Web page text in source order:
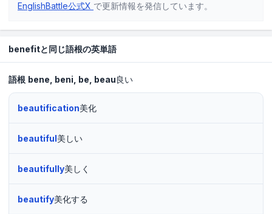
EnglishBattle公式X で更新情報を発信しています。
benefitと同じ語根の英単語
語根 bene beni be beau良い
beautification美化
beautiful美しい
beautifully美しく
beautify美化する